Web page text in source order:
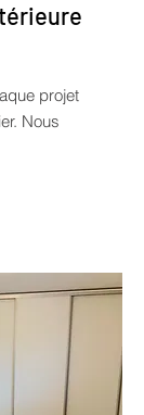
projet
Nous